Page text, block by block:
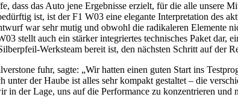
dass das Auto jene Ergebnisse erzielt, für die alle unsere
ist, ist der F1 W03 eine elegante Interpretation des
war sehr mutig und obwohl die radikaleren Elemente
stellt auch ein stärker integriertes technisches Paket dar,
Werksteam bereit ist, den nächsten Schritt auf der
fuhr, sagte: „Wir hatten einen guten Start ins
der Haube ist alles sehr kompakt gestaltet – die
der Lage, uns auf die Performance zu konzentrieren und